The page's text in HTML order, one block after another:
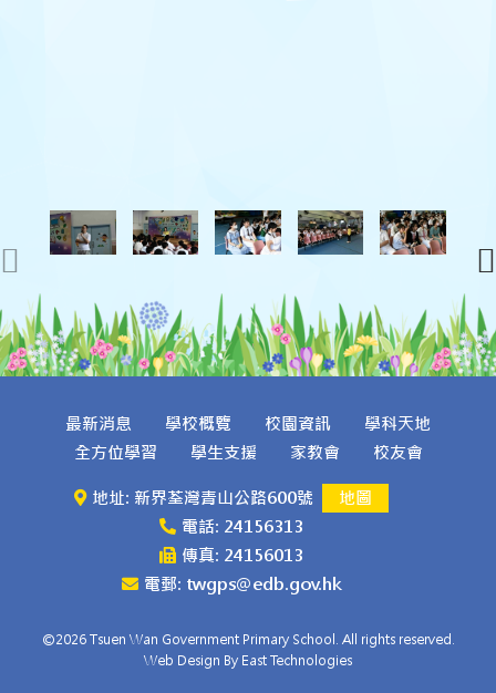
最新消息 學校概覽 校園資訊
學科天地
全方位學習
學生支援 家教會 校友會
地址: 新界荃灣青山公路600號
地圖
電話: 24156313
傳真: 24156013
電郵: twgps@edb.gov.hk
©2026 Tsuen Wan Government Primary School. All rights reserved.
Web Design By East Technologies